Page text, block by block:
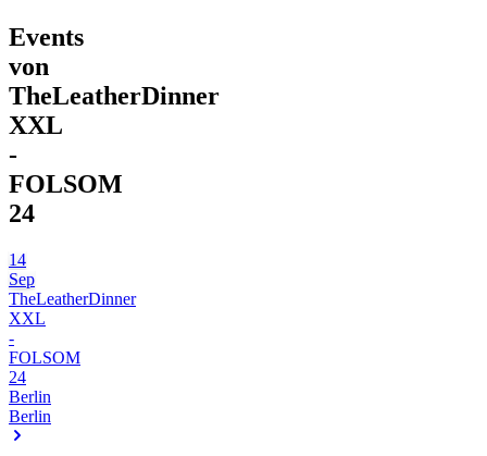
Events
von
TheLeatherDinner
XXL
-
FOLSOM
24
14
Sep
TheLeatherDinner
XXL
-
FOLSOM
24
Berlin
Berlin